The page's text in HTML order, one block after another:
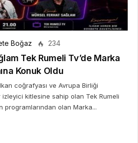
Boğaz 234
Tek Rumeli Tv’de Marka
Konuk Oldu
coğrafyası ve Avrupa Birliği
kitlesine sahip olan Tek Rumeli
programlarından olan Marka...